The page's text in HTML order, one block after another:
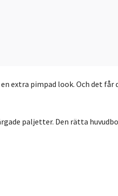
extra pimpad look. Och det får
paljetter. Den rätta